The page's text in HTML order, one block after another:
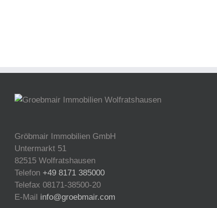
Gröbmair Immobilien GmbH
Untermarkt 51
82515 Wolfratshausen
Telefon +49 8171 385000
Telefax 08171-38500-20
E-Mail info@groebmair.com